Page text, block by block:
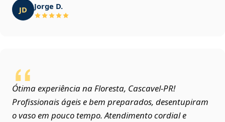
JD Jorge D.
Ótima experiência na Floresta, Cascavel‑PR!
Profissionais ágeis e bem preparados, desentupiram
o vaso em pouco tempo. Atendimento cordial e